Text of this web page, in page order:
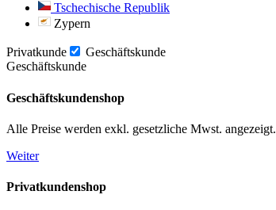
Tschechische Republik
Zypern
Privatkunde
Geschäftskunde
Geschäftskunde
Geschäftskundenshop
Alle Preise werden exkl. gesetzliche Mwst. angezeigt.
Weiter
Privatkundenshop